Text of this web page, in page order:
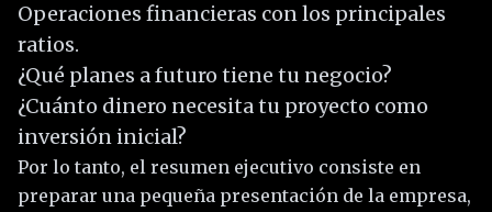
Operaciones financieras con los principales
ratios.
¿Qué planes a futuro tiene tu negocio?
¿Cuánto dinero necesita tu proyecto como
inversión inicial?
Por lo tanto, el resumen ejecutivo consiste en
preparar una pequeña presentación de la empresa,